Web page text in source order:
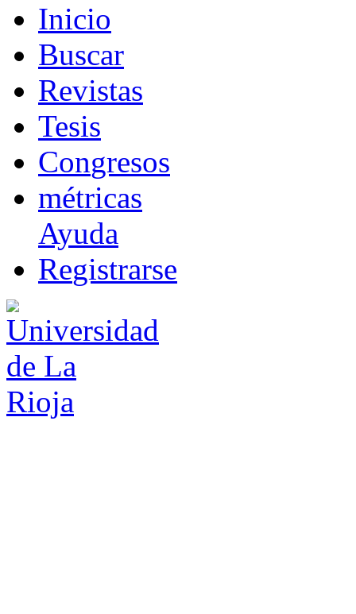
Inicio
Buscar
Revistas
Tesis
Congresos
métricas
Ayuda
Registrarse